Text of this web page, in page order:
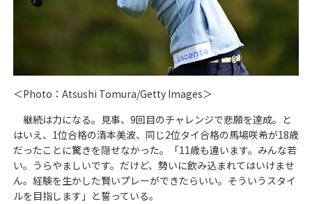
＜Photo：Atsushi Tomura/Getty Images＞
継続は力になる。見事、9回目のチャレンジで悲願を達成。と
はいえ、1位合格の清本美波、同じ2位タイ合格の馬場咲希が18歳
だったことに驚きを隠せなかった。「11歳も違います。みんな若
い。うらやましいです。だけど、勢いに飲み込まれてはいけませ
ん。経験を生かした賢いプレーができたらいい。そういうスタイ
ルを目指します」と誓っている。